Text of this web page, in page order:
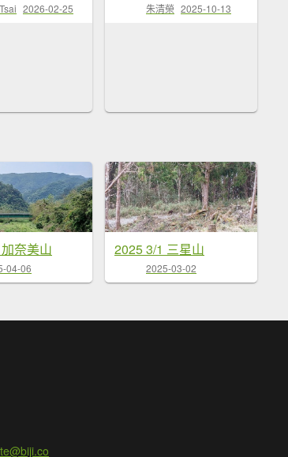
2026-02-25 朱清榮 2025-10-13
奈美山
04-06
2025 3/1 三星山
2025-03-02